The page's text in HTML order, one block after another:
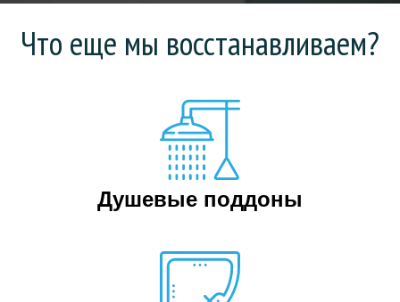
Что еще мы восстанавливаем?
Душевые поддоны